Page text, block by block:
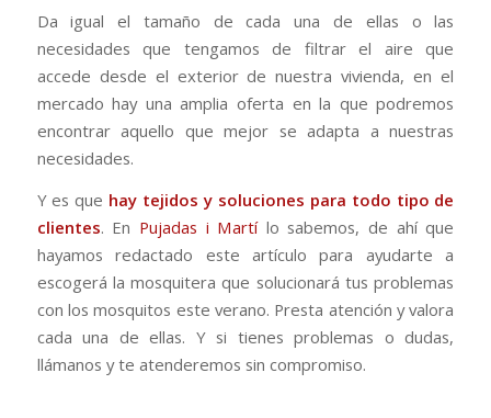
Da igual el tamaño de cada una de ellas o las
necesidades que tengamos de filtrar el aire que
accede desde el exterior de nuestra vivienda, en el
mercado hay una amplia oferta en la que podremos
encontrar aquello que mejor se adapta a nuestras
necesidades.
Y es que hay tejidos y soluciones para todo tipo de
clientes. En Pujadas i Martílo sabemos, de ahí que
hayamos redactado este artículo para ayudarte a
escogerá la mosquitera que solucionará tus problemas
con los mosquitos este verano. Presta atención y valora
cada una de ellas. Y si tienes problemas o dudas,
llámanos y te atenderemos sin compromiso.